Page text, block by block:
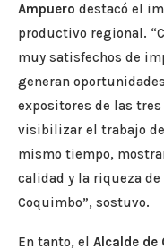
Ampuero destacó el
productivo regional.
muy satisfechos de
generan
expositores de las
visibilizar el trabajo
mismo tiempo,
calidad y la riqueza de
Coquimbo”, sostuvo.
En tanto, el Alcalde de